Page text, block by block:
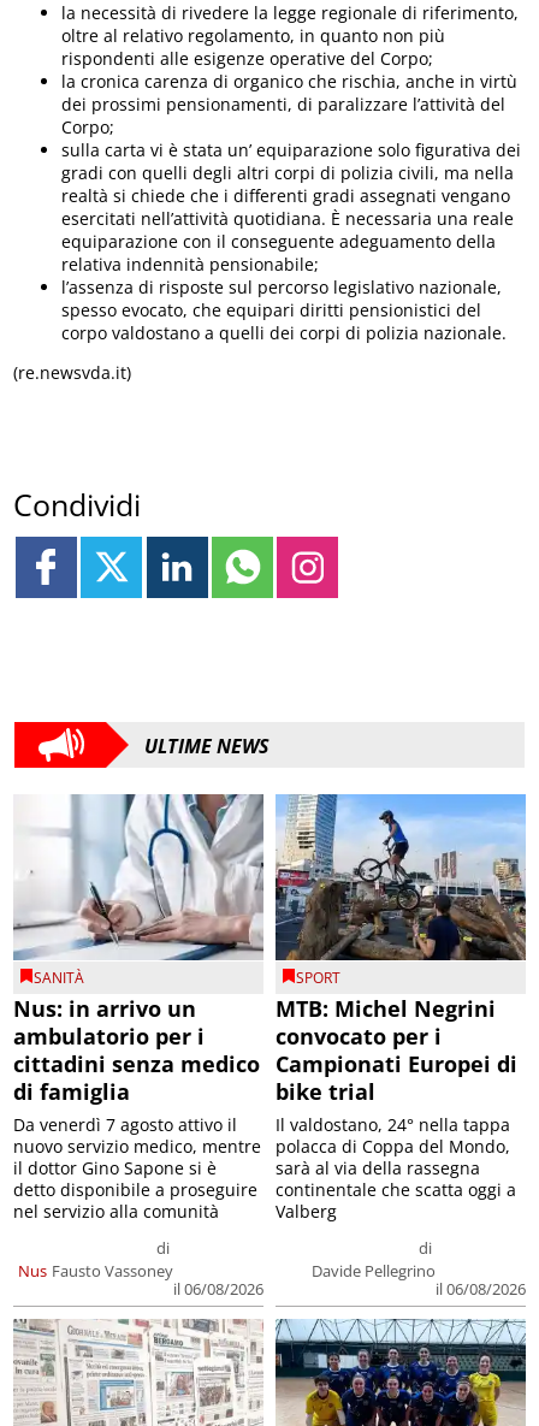
la necessità di rivedere la legge regionale di riferimento,
oltre al relativo regolamento, in quanto non più
rispondenti alle esigenze operative del Corpo;
la cronica carenza di organico che rischia, anche in virtù
dei prossimi pensionamenti, di paralizzare l’attività del
Corpo;
sulla carta vi è stata un’ equiparazione solo figurativa dei
gradi con quelli degli altri corpi di polizia civili, ma nella
realtà si chiede che i differenti gradi assegnati vengano
esercitati nell’attività quotidiana. È necessaria una reale
equiparazione con il conseguente adeguamento della
relativa indennità pensionabile;
l’assenza di risposte sul percorso legislativo nazionale,
spesso evocato, che equipari diritti pensionistici del
corpo valdostano a quelli dei corpi di polizia nazionale.
(re.newsvda.it)
Condividi
ULTIME NEWS
SANITÀ
Nus: in arrivo un
ambulatorio per i
cittadini senza medico
di famiglia
Nus
di
Fausto Vassoney
il 06/08/2026
Da venerdì 7 agosto attivo il
nuovo servizio medico, mentre
il dottor Gino Sapone si è
detto disponibile a proseguire
nel servizio alla comunità
SPORT
MTB: Michel Negrini
convocato per i
Campionati Europei di
bike trial
di
Davide Pellegrino
il 06/08/2026
Il valdostano, 24° nella tappa
polacca di Coppa del Mondo,
sarà al via della rassegna
continentale che scatta oggi a
Valberg